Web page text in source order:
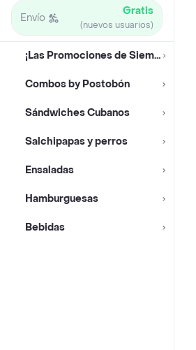
Envío Gratis
(nuevos usuarios)
¡Las Promociones de Siempre!
Combos by Postobón
Sándwiches Cubanos
Salchipapas y perros
Ensaladas
Hamburguesas
Bebidas